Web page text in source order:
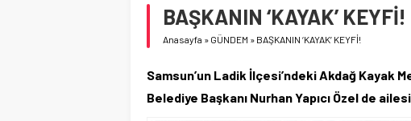
İŞTE FINDIK FİYATI!
YÖNETİCİ SEÇERKEN YAPILAN
BAŞKANIN ‘KAYAK’ KEYFİ!
Anasayfa » GÜNDEM » BAŞKANIN ‘KAYAK’ KEYFİ!
Samsun’un Ladik İlçesi’ndeki Akdağ Kayak
Belediye Başkanı Nurhan Yapıcı Özel de